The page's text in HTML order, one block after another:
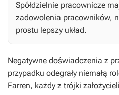
Spółdzielnie pracownicze
zadowolenia pracowników,
prostu lepszy układ.
Negatywne doświadczenia z
przypadku odegrały niemałą
Farren, każdy z trójki